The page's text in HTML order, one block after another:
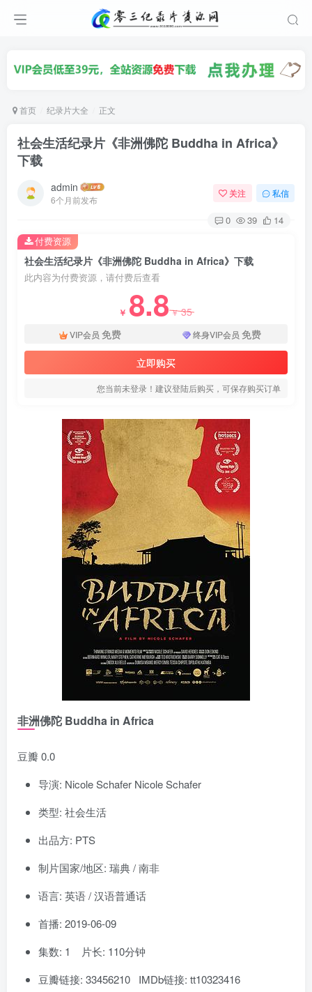
首页 纪录片大全 正文
社会生活纪录片《非洲佛陀 Buddha in Africa》
下载
admin
6个月前发布
关注 私信
0 39 14
社会生活纪录片《非洲佛陀 Buddha in Africa》下载
此内容为付费资源，请付费后查看
￥ 8.8￥35
VIP会员 免费 终身VIP会员 免费
立即购买
您当前未登录！建议登陆后购买，可保存购买订单
付费资源
非洲佛陀 Buddha in Africa
豆瓣 0.0
导演: Nicole Schafer Nicole Schafer
类型: 社会生活
出品方: PTS
制片国家/地区: 瑞典 / 南非
语言: 英语 / 汉语普通话
首播: 2019-06-09
集数: 1 片长: 110分钟
豆瓣链接: 33456210 IMDb链接: tt10323416